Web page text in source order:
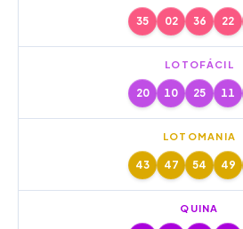
35 02 36 22
LOTOFÁCIL
20 10 25 11
LOTOMANIA
43 47 54 49
QUINA